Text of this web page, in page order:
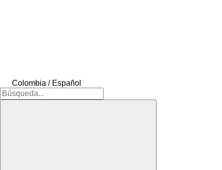
Colombia / Español